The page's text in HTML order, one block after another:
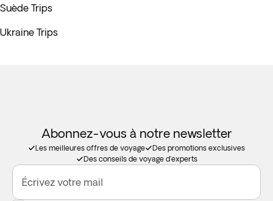
Suède Trips
Ukraine Trips
Abonnez-vous à notre newsletter
Les meilleures offres de voyage
Des promotions exclusives
Des conseils de voyage d'experts
Écrivez votre mail